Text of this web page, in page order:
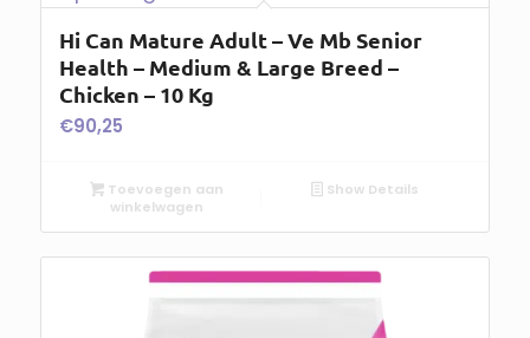
Hi Can Mature Adult – Ve Mb Senior
Health – Medium & Large Breed –
Chicken – 10 Kg
€90,25
Toevoegen aan
winkelwagen
Show Details